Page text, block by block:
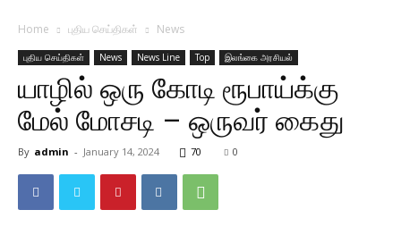
Home புதிய செய்திகள் News
புதிய செய்திகள் News News Line Top இலங்கை அரசியல்
யாழில் ஒரு கோடி ரூபாய்க்கு
மேல் மோசடி – ஒருவர் கைது
By admin - January 14, 2024 70 0